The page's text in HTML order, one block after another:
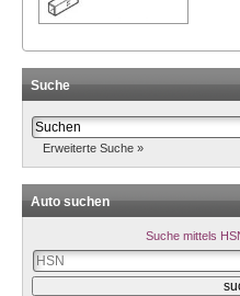
Suche
Erweiterte Suche »
Auto suchen
Suche mittels